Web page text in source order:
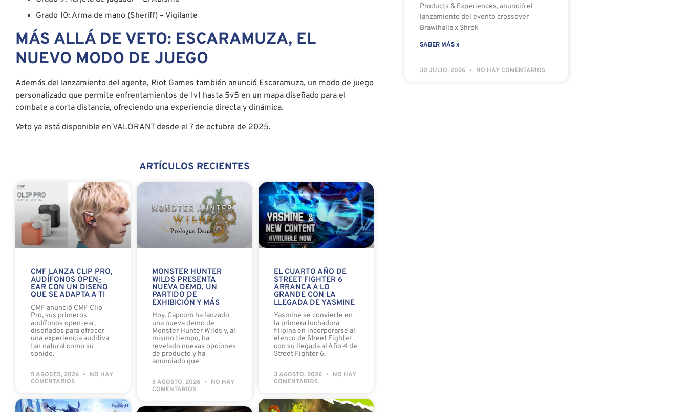
Grado 10: Arma de mano (Sheriff) – Vigilante
MÁS ALLÁ DE VETO: ESCARAMUZA, EL
NUEVO MODO DE JUEGO
Además del lanzamiento del agente, Riot Games también anunció Escaramuza, un modo de juego
personalizado que permite enfrentamientos de 1v1 hasta 5v5 en un mapa diseñado para el
combate a corta distancia, ofreciendo una experiencia directa y dinámica.
Veto ya está disponible en VALORANT desde el 7 de octubre de 2025.
ARTÍCULOS RECIENTES
CMF LANZA CLIP PRO,
AUDÍFONOS OPEN-
EAR CON UN DISEÑO
QUE SE ADAPTA A TI
CMF anunció CMF Clip
Pro, sus primeros
audífonos open-ear,
diseñados para ofrecer
una experiencia auditiva
tan natural como su
sonido.
5 AGOSTO, 2026
NO HAY
COMENTARIOS
MONSTER HUNTER
WILDS PRESENTA
NUEVA DEMO, UN
PARTIDO DE
EXHIBICIÓN Y MÁS
Hoy, Capcom ha lanzado
una nueva demo de
Monster Hunter Wilds y, al
mismo tiempo, ha
revelado nuevas opciones
de producto y ha
anunciado que
5 AGOSTO, 2026
NO HAY
COMENTARIOS
EL CUARTO AÑO DE
STREET FIGHTER 6
ARRANCA A LO
GRANDE CON LA
LLEGADA DE YASMINE
Yasmine se convierte en
la primera luchadora
filipina en incorporarse al
elenco de Street Fighter
con su llegada al Año 4 de
Street Fighter 6.
3 AGOSTO, 2026
NO HAY
COMENTARIOS
Products & Experiences, anunció el
lanzamiento del evento crossover
Brawlhalla x Shrek
SABER MÁS »
30 JULIO, 2026 NO HAY COMENTARIOS